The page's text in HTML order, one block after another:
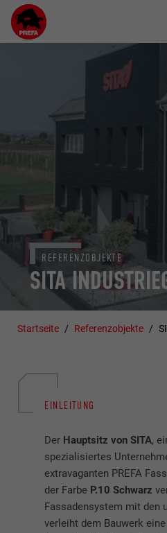
SITA
REFERENZOBJEKTE
Startseite Referenzobjekte
EINLEITUNG
Der Hauptsitz von SITA,
spezialisiertes
extravaganten PREFA
der Farbe P.10 Schwarz
Fassadensystem mit den
verleiht dem Bauwerk